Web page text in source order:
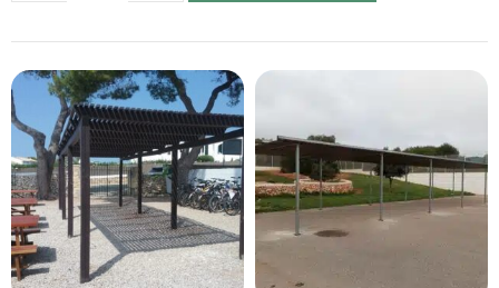
RÚSTICA
DE
PLÁSTICO
RECICLADO
cantidad